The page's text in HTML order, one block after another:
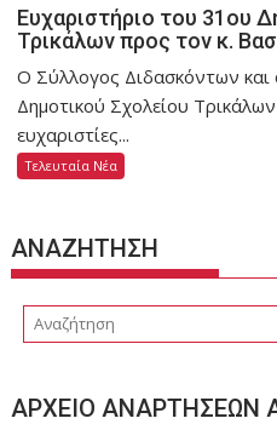
Ευχαριστήριο του 31ου
Τρικάλων προς τον κ.
Ο Σύλλογος Διδασκόντων και
Δημοτικού Σχολείου
ευχαριστίες...
Τελευταία Νέα
ΑΝΑΖΗΤΗΣΗ
ΑΡΧΕΙΟ